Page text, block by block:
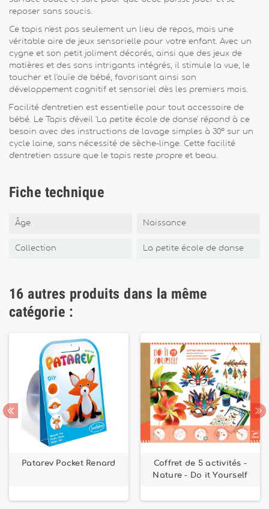
reposer sans soucis.
Ce tapis n'est pas seulement un lieu de repos, mais une
véritable aire de jeux sensorielle pour votre enfant. Avec un
cygne et son petit joliment décorés, ainsi que des jeux de
matières et des sons intrigants intégrés, il stimule la vue, le
toucher et l'ouïe de bébé, favorisant ainsi son
développement cognitif et sensoriel dès les premiers mois.
Facilité d'entretien est essentielle pour tout accessoire de
bébé. Le Tapis d'éveil 'La petite école de danse' répond à ce
besoin avec des instructions de lavage simples à 30° sur un
cycle laine, sans nécessité de sèche-linge. Cette facilité
d'entretien assure que le tapis reste propre et beau.
Fiche technique
Âge Naissance
Collection La petite école de danse
16 autres produits dans la même
catégorie :
Patarev Pocket Renard
Coffret de 5 activités -
Nature - Do it Yourself